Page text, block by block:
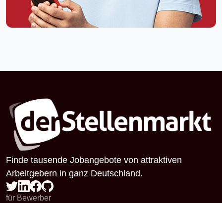
Finde tausende Jobangebote von attraktiven
Arbeitgebern in ganz Deutschland.
für Bewerber